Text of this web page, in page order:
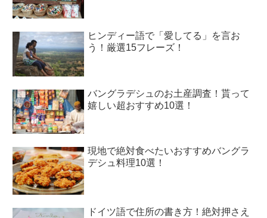
ヒンディー語で「愛してる」を言お
う！厳選15フレーズ！
バングラデシュのお土産調査！貰って
嬉しい超おすすめ10選！
現地で絶対食べたいおすすめバングラ
デシュ料理10選！
ドイツ語で住所の書き方！絶対押さえ